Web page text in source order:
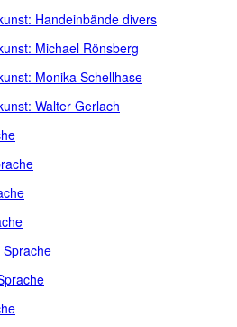
Handeinbände divers
Michael Rönsberg
Monika Schellhase
Walter Gerlach